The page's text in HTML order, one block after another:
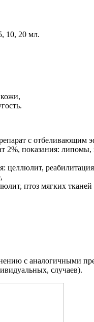
10, 20 мл.
с
2%, показания:
целлюлит,
птоз мягких
с аналогичными
случаев).